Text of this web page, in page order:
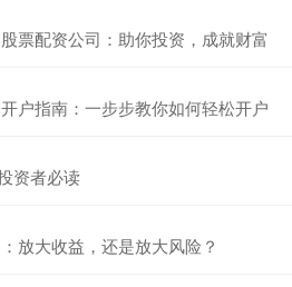
票配资公司：助你投资，成就财富
户指南：一步步教你如何轻松开户
资者必读
放大收益，还是放大风险？